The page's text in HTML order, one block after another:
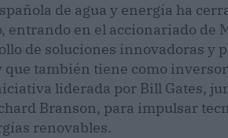
de agua y energía ha
entrando en el accionariado de
de soluciones innovadoras y
también tiene como
liderada por Bill Gates,
Branson, para impulsar
renovables.